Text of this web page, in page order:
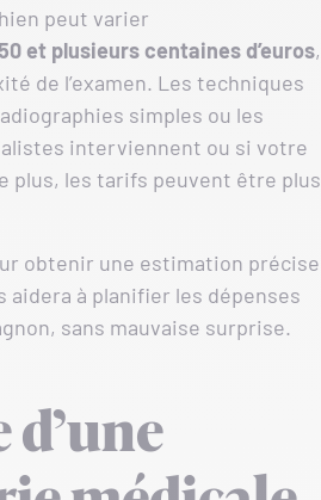
peut varier
50 et plusieurs centaines d’euros,
de l’examen. Les techniques
simples ou les
interviennent ou si votre
plus, les tarifs peuvent être plus
obtenir une estimation précise
aidera à planifier les dépenses
sans mauvaise surprise.
d’une